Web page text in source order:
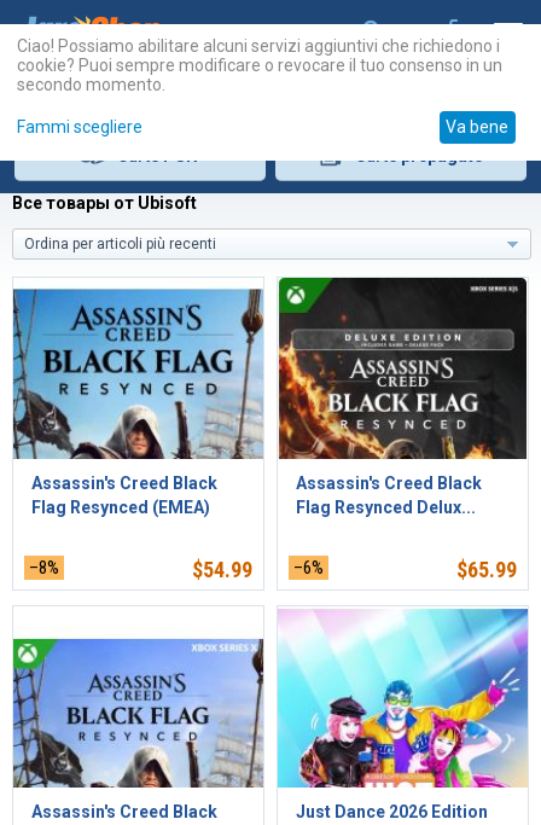
Все товары от Ubisoft
Ordina per articoli più recenti
Assassin's Creed Black
Flag Resynced (EMEA)
–8% $54.99
Assassin's Creed Black
Flag Resynced Delux...
–6% $65.99
Assassin's Creed Black
Just Dance 2026 Edition
Ciao! Possiamo abilitare alcuni servizi aggiuntivi che richiedono i
cookie? Puoi sempre modificare o revocare il tuo consenso in un
secondo momento.
Fammi scegliere Va bene